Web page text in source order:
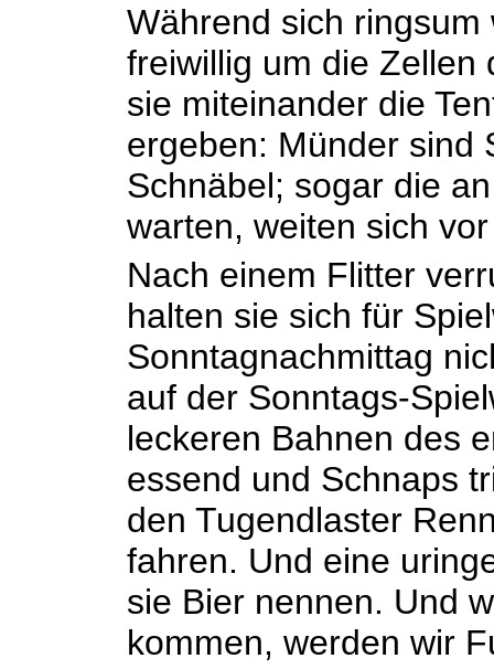
Während sich
freiwillig um die Zellen
sie miteinander die
ergeben: Münder sind
Schnäbel; sogar die
warten, weiten sich
Nach einem Flitter
halten sie sich für
Sonntagnachmittag
auf der Sonntags-
leckeren Bahnen des
essend und Schnaps
den Tugendlaster
fahren. Und eine
sie Bier nennen. Und
kommen, werden wir